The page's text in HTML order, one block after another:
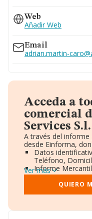
Web
Añadir Web
Email
adrian.martin-
Acceda a
comercial
Services S.l.
A través del
desde Einforma,
Datos
Teléfono,
Informe
Gráficos de
Consejo de
Directivos y
Ver más
QUIERO